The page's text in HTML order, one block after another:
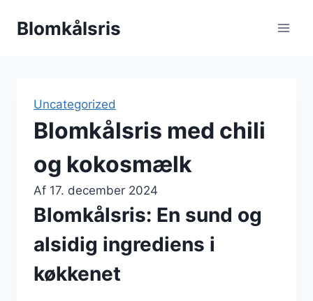
Blomkålsris
Uncategorized
Blomkålsris med chili
og kokosmælk
Af 17. december 2024
Blomkålsris: En sund og
alsidig ingrediens i
køkkenet